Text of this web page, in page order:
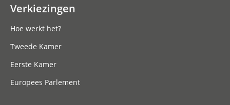
Verkiezingen
Hoe werkt het?
Tweede Kamer
Eerste Kamer
Europees Parlement